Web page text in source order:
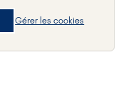
Gérer les cookies